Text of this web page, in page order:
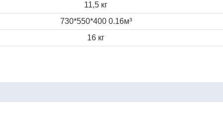
11,5 кг
730*550*400 0.16м³
16 кг